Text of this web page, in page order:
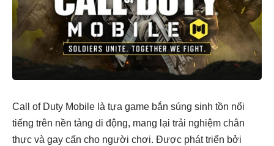
Call of Duty Mobile là tựa game bắn súng sinh tồn nổi
tiếng trên nền tảng di động, mang lại trải nghiệm chân
thực và gay cấn cho người chơi. Được phát triển bởi